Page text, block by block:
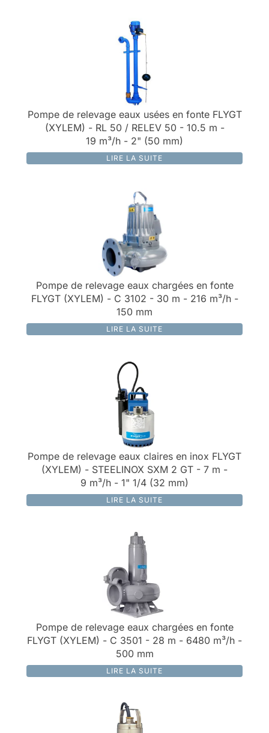
Pompe de relevage eaux usées en fonte FLYGT
(XYLEM) - RL 50 / RELEV 50 - 10.5 m -
19 m³/h - 2" (50 mm)
LIRE LA SUITE
Pompe de relevage eaux chargées en fonte
FLYGT (XYLEM) - C 3102 - 30 m - 216 m³/h -
150 mm
LIRE LA SUITE
Pompe de relevage eaux claires en inox FLYGT
(XYLEM) - STEELINOX SXM 2 GT - 7 m -
9 m³/h - 1" 1/4 (32 mm)
LIRE LA SUITE
Pompe de relevage eaux chargées en fonte
FLYGT (XYLEM) - C 3501 - 28 m - 6480 m³/h -
500 mm
LIRE LA SUITE